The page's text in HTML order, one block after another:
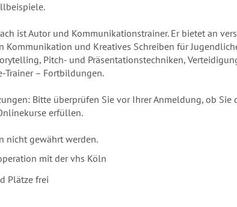
ist Autor und Kommunikationstrainer. Er bietet an
Kommunikation und Kreatives Schreiben für
Pitch- und Präsentationstechniken,
Trainer – Fortbildungen.
Bitte überprüfen Sie vor Ihrer Anmeldung, ob Sie
erfüllen.
nicht gewährt werden.
mit der vhs Köln
Plätze frei